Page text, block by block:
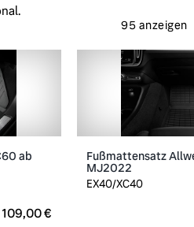
95 anzeigen
ab
109,00 €
Fußmattensatz
MJ2022
EX40/XC40